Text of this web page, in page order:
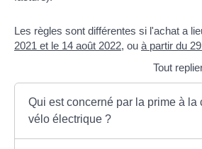
Les règles sont différentes si l'achat a
2021 et le 14 août 2022, ou à partir du
Tout
Qui est concerné par la prime à la
vélo électrique ?